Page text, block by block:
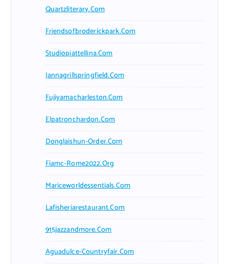
Quartzliterary.com
Friendsofbroderickpark.com
Studiopiattellina.com
Jannagrillspringfield.com
Fujiyamacharleston.com
Elpatronchardon.com
Donglaishun-Order.com
Fiamc-Rome2022.org
Mariceworldessentials.com
Lafisheriarestaurant.com
915jazzandmore.com
Aguadulce-Countryfair.com